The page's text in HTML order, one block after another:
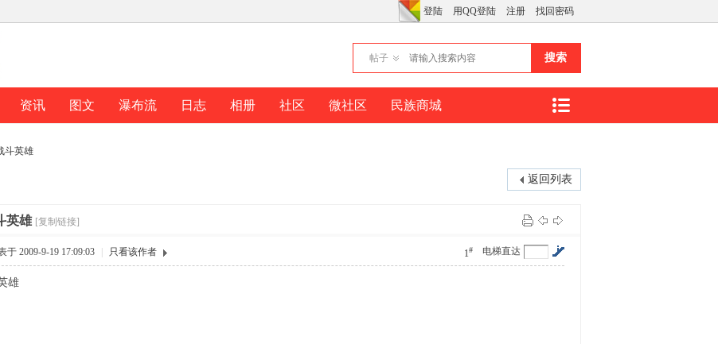
登陆 用QQ登陆 注册 找回密码
帖子 搜索
资讯 图文 瀑布流 日志 相册 社区 微社区 民族商城
斗英雄
返回列表
英雄 [复制链接]
电梯直达
1#
于 2009-9-19 17:09:03 只看该作者
雄